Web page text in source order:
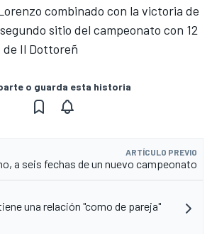
combinado con la victoria de
sitio del campeonato con 12
Il Dottoreñ
o guarda esta historia
ARTÍCULO PREVIO
a seis fechas de un nuevo campeonato
una relación "como de pareja"